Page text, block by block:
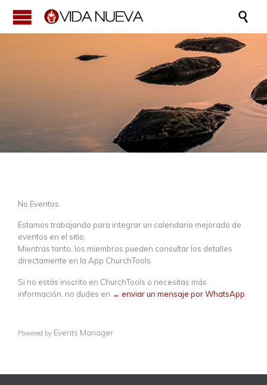

No Eventos
Estamos trabajando para integrar un calendario mejorado de
eventos en el sitio.
Mientras tanto, los miembros pueden consultar los detalles
directamente en la App ChurchTools.
Si no estás inscrito en ChurchTools o necesitas más
información, no dudes en → enviar un mensaje por WhatsApp
Powered by Events Manager